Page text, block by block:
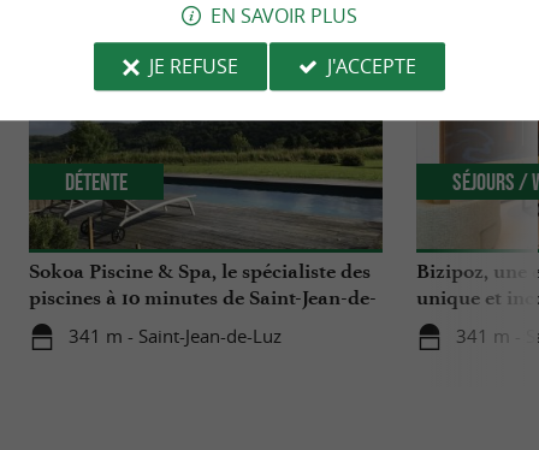
Sokoa Piscine & Spa, le spécialiste des
piscines à 10 minutes de Saint-Jean-de-
Luz
341 m - Saint-Jean-de-Luz
Détente
Bizipoz, une
unique et
côte basque
341 m -
Séjours /
EN SAVOIR PLUS
JE REFUSE
J'ACCEPTE